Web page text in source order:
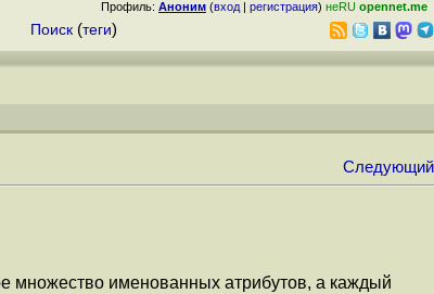
Профиль: Аноним (вход | регистрация) неRU opennet.me
Поиск (теги)
Следующий
множество именованных атрибутов, а каждый